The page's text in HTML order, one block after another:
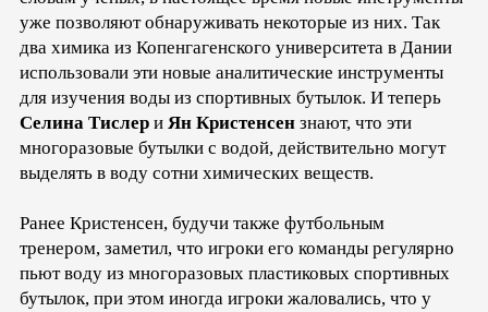
уже позволяют обнаруживать некоторые из них. Так
два химика из Копенгагенского университета в Дании
использовали эти новые аналитические инструменты
для изучения воды из спортивных бутылок. И теперь
Селина Тислер и Ян Кристенсен знают, что эти
многоразовые бутылки с водой, действительно могут
выделять в воду сотни химических веществ.
Ранее Кристенсен, будучи также футбольным
тренером, заметил, что игроки его команды регулярно
пьют воду из многоразовых пластиковых спортивных
бутылок, при этом иногда игроки жаловались, что у